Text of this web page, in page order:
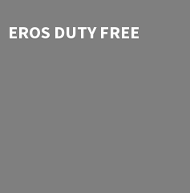
EROS DUTY FREE